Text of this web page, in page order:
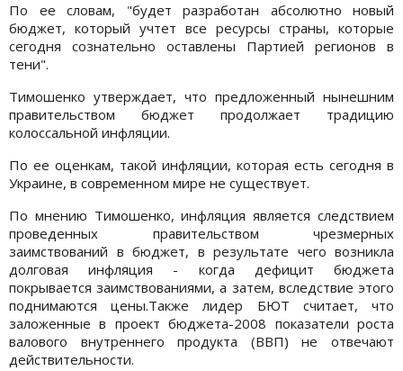
По ее словам, "будет разработан абсолютно новый
бюджет, который учтет все ресурсы страны, которые
сегодня сознательно оставлены Партией регионов в
тени".
Тимошенко утверждает, что предложенный нынешним
правительством бюджет продолжает традицию
колоссальной инфляции.
По ее оценкам, такой инфляции, которая есть сегодня в
Украине, в современном мире не существует.
По мнению Тимошенко, инфляция является следствием
проведенных правительством чрезмерных
заимствований в бюджет, в результате чего возникла
долговая инфляция - когда дефицит бюджета
покрывается заимствованиями, а затем, вследствие этого
поднимаются цены.Также лидер БЮТ считает, что
заложенные в проект бюджета-2008 показатели роста
валового внутреннего продукта (ВВП) не отвечают
действительности.